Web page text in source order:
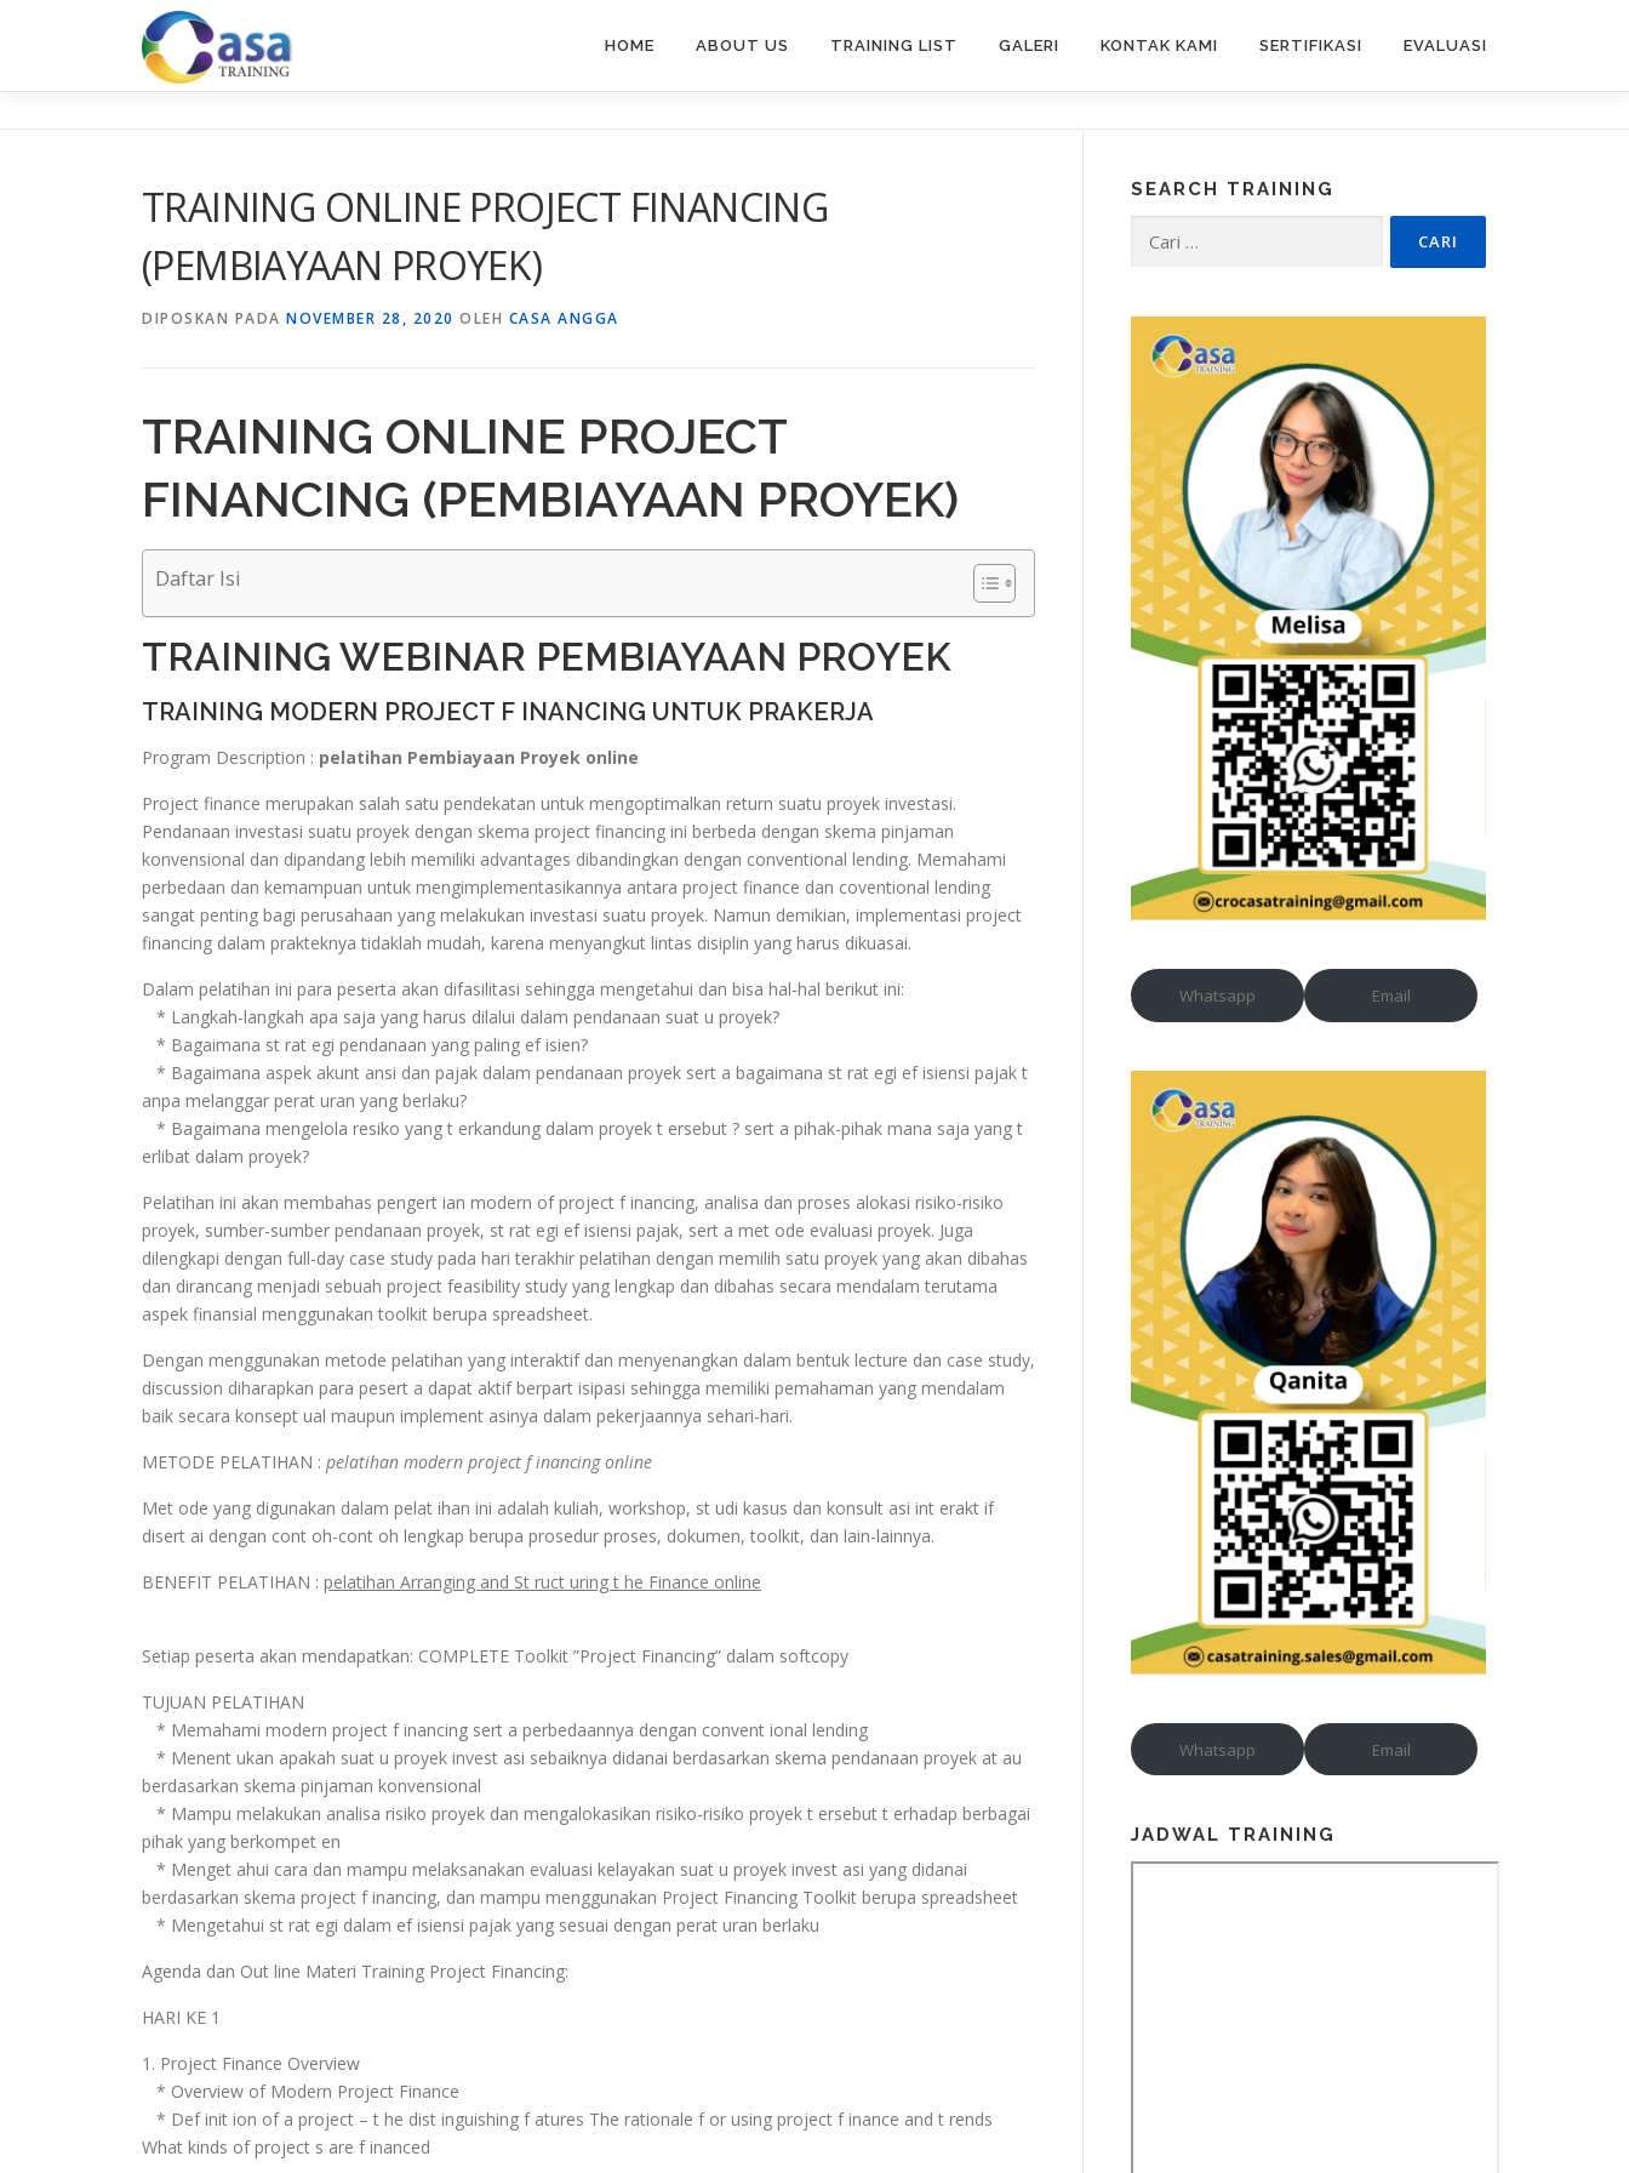
HOME ABOUT US TRAINING LIST GALERI KONTAK KAMI SERTIFIKASI EVALUASI
TRAINING ONLINE PROJECT FINANCING
(PEMBIAYAAN PROYEK)
DIPOSKAN PADA NOVEMBER 28, 2020 OLEH CASA ANGGA
TRAINING ONLINE PROJECT
FINANCING (PEMBIAYAAN PROYEK)
Daftar Isi
TRAINING WEBINAR PEMBIAYAAN PROYEK
TRAINING MODERN PROJECT F INANCING UNTUK PRAKERJA
Program Description : pelatihan Pembiayaan Proyek online
Project finance merupakan salah satu pendekatan untuk mengoptimalkan return suatu proyek investasi.
Pendanaan investasi suatu proyek dengan skema project financing ini berbeda dengan skema pinjaman
konvensional dan dipandang lebih memiliki advantages dibandingkan dengan conventional lending. Memahami
perbedaan dan kemampuan untuk mengimplementasikannya antara project finance dan coventional lending
sangat penting bagi perusahaan yang melakukan investasi suatu proyek. Namun demikian, implementasi project
financing dalam prakteknya tidaklah mudah, karena menyangkut lintas disiplin yang harus dikuasai.
Dalam pelatihan ini para peserta akan difasilitasi sehingga mengetahui dan bisa hal-hal berikut ini:
* Langkah-langkah apa saja yang harus dilalui dalam pendanaan suat u proyek?
* Bagaimana st rat egi pendanaan yang paling ef isien?
* Bagaimana aspek akunt ansi dan pajak dalam pendanaan proyek sert a bagaimana st rat egi ef isiensi pajak t
anpa melanggar perat uran yang berlaku?
* Bagaimana mengelola resiko yang t erkandung dalam proyek t ersebut ? sert a pihak-pihak mana saja yang t
erlibat dalam proyek?
Pelatihan ini akan membahas pengert ian modern of project f inancing, analisa dan proses alokasi risiko-risiko
proyek, sumber-sumber pendanaan proyek, st rat egi ef isiensi pajak, sert a met ode evaluasi proyek. Juga
dilengkapi dengan full-day case study pada hari terakhir pelatihan dengan memilih satu proyek yang akan dibahas
dan dirancang menjadi sebuah project feasibility study yang lengkap dan dibahas secara mendalam terutama
aspek finansial menggunakan toolkit berupa spreadsheet.
Dengan menggunakan metode pelatihan yang interaktif dan menyenangkan dalam bentuk lecture dan case study,
discussion diharapkan para pesert a dapat aktif berpart isipasi sehingga memiliki pemahaman yang mendalam
baik secara konsept ual maupun implement asinya dalam pekerjaannya sehari-hari.
METODE PELATIHAN : pelatihan modern project f inancing online
Met ode yang digunakan dalam pelat ihan ini adalah kuliah, workshop, st udi kasus dan konsult asi int erakt if
disert ai dengan cont oh-cont oh lengkap berupa prosedur proses, dokumen, toolkit, dan lain-lainnya.
BENEFIT PELATIHAN : pelatihan Arranging and St ruct uring t he Finance online
Setiap peserta akan mendapatkan: COMPLETE Toolkit ”Project Financing” dalam softcopy
TUJUAN PELATIHAN
* Memahami modern project f inancing sert a perbedaannya dengan convent ional lending
* Menent ukan apakah suat u proyek invest asi sebaiknya didanai berdasarkan skema pendanaan proyek at au
berdasarkan skema pinjaman konvensional
* Mampu melakukan analisa risiko proyek dan mengalokasikan risiko-risiko proyek t ersebut t erhadap berbagai
pihak yang berkompet en
* Menget ahui cara dan mampu melaksanakan evaluasi kelayakan suat u proyek invest asi yang didanai
berdasarkan skema project f inancing, dan mampu menggunakan Project Financing Toolkit berupa spreadsheet
* Mengetahui st rat egi dalam ef isiensi pajak yang sesuai dengan perat uran berlaku
Agenda dan Out line Materi Training Project Financing:
HARI KE 1
1. Project Finance Overview
* Overview of Modern Project Finance
* Def init ion of a project – t he dist inguishing f atures The rationale f or using project f inance and t rends
What kinds of project s are f inanced
SEARCH TRAINING
untuk:
Whatsapp Email
Whatsapp Email
JADWAL TRAINING